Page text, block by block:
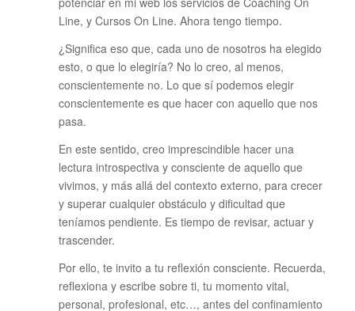
Line, y Cursos On Line. Ahora tengo tiempo.
¿Significa eso que, cada uno de nosotros ha elegido
esto, o que lo elegiría? No lo creo, al menos,
conscientemente no. Lo que sí podemos elegir
conscientemente es que hacer con aquello que nos
pasa.
En este sentido, creo imprescindible hacer una
lectura introspectiva y consciente de aquello que
vivimos, y más allá del contexto externo, para crecer
y superar cualquier obstáculo y dificultad que
teníamos pendiente. Es tiempo de revisar, actuar y
trascender.
Por ello, te invito a tu reflexión consciente. Recuerda,
reflexiona y escribe sobre ti, tu momento vital,
personal, profesional, etc…, antes del confinamiento